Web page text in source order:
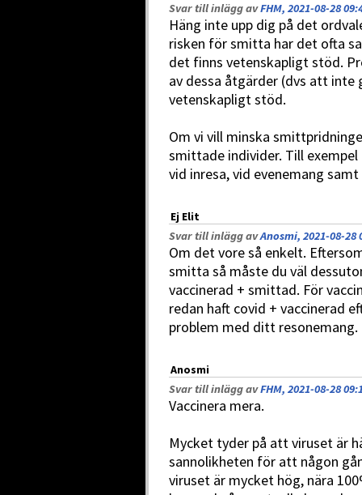
Svar till inlägg avFHM, 2021-08-28
Häng inte upp dig på det
risken för smitta har det ofta
det finns vetenskapligt stöd.
av dessa åtgärder (dvs att inte
vetenskapligt stöd.
Om vi vill minska
smittade individer. Till
vid inresa, vid evenemang
Ej Elit
Svar till inlägg avAnosmi, 2021-08-28
Om det vore så enkelt.
smitta så måste du väl
vaccinerad + smittad. För
redan haft covid + vaccinerad
problem med ditt resonemang.
Anosmi
Svar till inlägg avFHM, 2021-08-28
Vaccinera mera.
Mycket tyder på att viruset är
sannolikheten för att någon
viruset är mycket hög, nära